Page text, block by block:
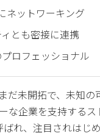
ネットワーキング
とも密接に連携
ロフェッショナル
だ未開拓で、未知の
な企業を支持する
ばれ、注目されは